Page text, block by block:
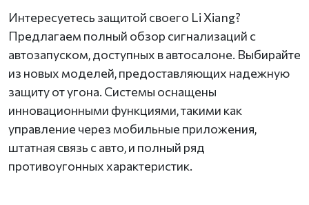
Интересуетесь защитой своего Li Xiang?
Предлагаем полный обзор сигнализаций с
автозапуском, доступных в автосалоне. Выбирайте
из новых моделей, предоставляющих надежную
защиту от угона. Системы оснащены
инновационными функциями, такими как
управление через мобильные приложения,
штатная связь с авто, и полный ряд
противоугонных характеристик.